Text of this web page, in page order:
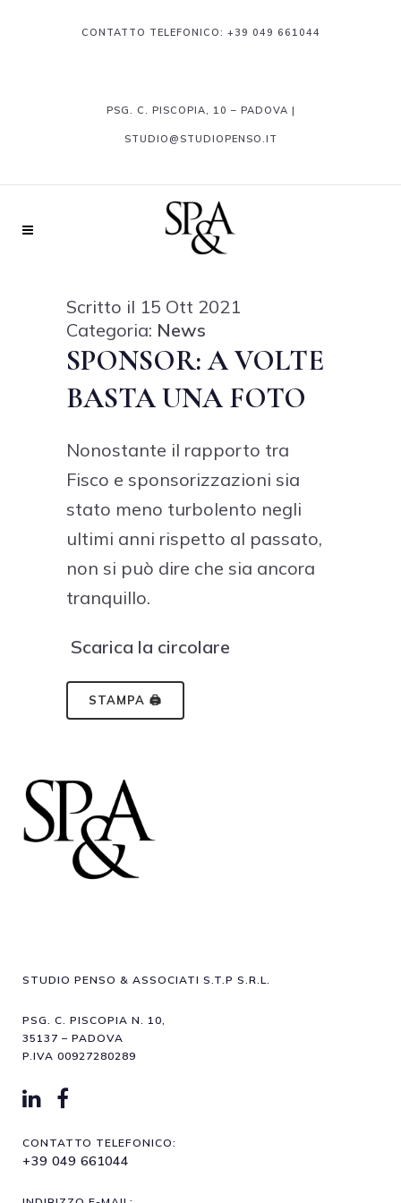
CONTATTO TELEFONICO: +39 049 661044
PSG. C. PISCOPIA, 10 – PADOVA |
STUDIO@STUDIOPENSO.IT
Scritto il 15 Ott 2021
Categoria: News
SPONSOR: A VOLTE
BASTA UNA FOTO
Nonostante il rapporto tra
Fisco e sponsorizzazioni sia
stato meno turbolento negli
ultimi anni rispetto al passato,
non si può dire che sia ancora
tranquillo.
Scarica la circolare
STAMPA 🖨
STUDIO PENSO & ASSOCIATI S.T.P S.R.L.
PSG. C. PISCOPIA N. 10,
35137 – PADOVA
P.IVA 00927280289
CONTATTO TELEFONICO:
+39 049 661044